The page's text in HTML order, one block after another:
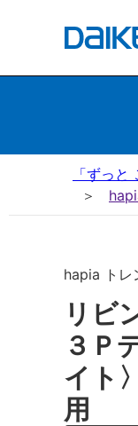
「ずっ
hapia トレ
リビ
３Ｐ
イト
用